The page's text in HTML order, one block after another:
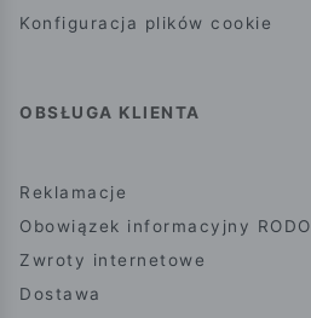
Konfiguracja plików cookie
OBSŁUGA KLIENTA
Reklamacje
Obowiązek informacyjny RODO
Zwroty internetowe
Dostawa